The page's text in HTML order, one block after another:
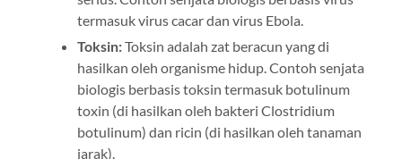
termasuk virus cacar dan virus Ebola.
Toksin:Toksin adalah zat beracun yang di
hasilkan oleh organisme hidup. Contoh senjata
biologis berbasis toksin termasuk botulinum
toxin (di hasilkan oleh bakteri Clostridium
botulinum) dan ricin (di hasilkan oleh tanaman
jarak).